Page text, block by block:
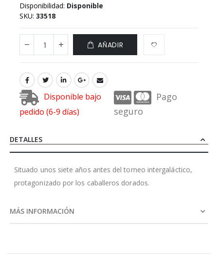
Disponibilidad: Disponible
SKU 33518
AÑADIR
Disponible bajo
pedido (6-9 días)
Pago
seguro
DETALLES
Situado unos siete años antes del torneo intergaláctico,
protagonizado por los caballeros dorados.
MÁS INFORMACIÓN